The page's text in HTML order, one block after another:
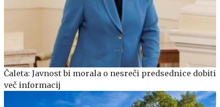
Čaleta: Javnost bi morala o nesreči predsednice dobiti
več informacij